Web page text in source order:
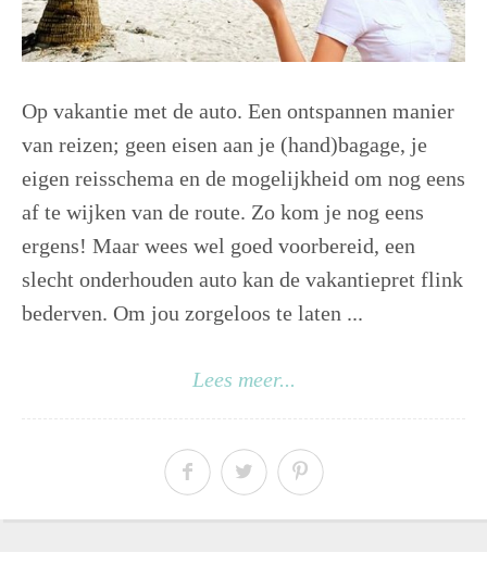
Op vakantie met de auto. Een ontspannen manier
van reizen; geen eisen aan je (hand)bagage, je
eigen reisschema en de mogelijkheid om nog eens
af te wijken van de route. Zo kom je nog eens
ergens! Maar wees wel goed voorbereid, een
slecht onderhouden auto kan de vakantiepret flink
bederven. Om jou zorgeloos te laten ...
Lees meer...